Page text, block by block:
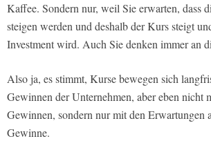
Kaffee. Sondern nur, weil Sie erwarten, dass
steigen werden und deshalb der Kurs steigt
Investment wird. Auch Sie denken immer an
Also ja, es stimmt, Kurse bewegen sich
Gewinnen der Unternehmen, aber eben nicht
Gewinnen, sondern nur mit den Erwartungen
Gewinne.